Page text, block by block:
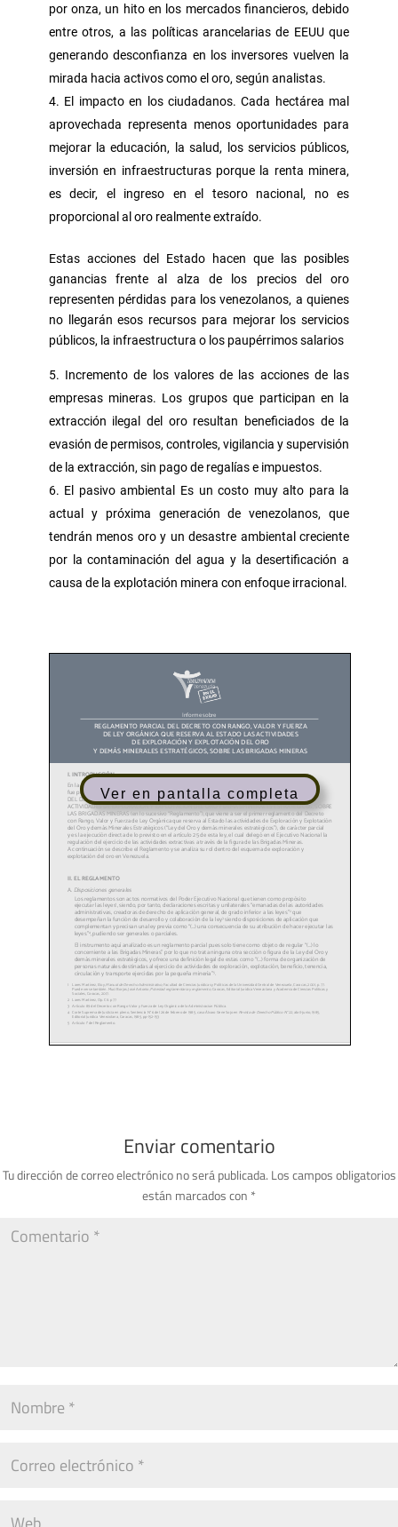
por onza, un hito en los mercados financieros, debido
entre otros, a las políticas arancelarias de EEUU que
generando desconfianza en los inversores vuelven la
mirada hacia activos como el oro, según analistas.
El impacto en los ciudadanos. Cada hectárea mal
aprovechada representa menos oportunidades para
mejorar la educación, la salud, los servicios públicos,
inversión en infraestructuras porque la renta minera,
es decir, el ingreso en el tesoro nacional, no es
proporcional al oro realmente extraído.
Estas acciones del Estado hacen que las posibles
ganancias frente al alza de los precios del oro
representen pérdidas para los venezolanos, a quienes
no llegarán esos recursos para mejorar los servicios
públicos, la infraestructura o los paupérrimos salarios
Incremento de los valores de las acciones de las
empresas mineras. Los grupos que participan en la
extracción ilegal del oro resultan beneficiados de la
evasión de permisos, controles, vigilancia y supervisión
de la extracción, sin pago de regalías e impuestos.
El pasivo ambiental Es un costo muy alto para la
actual y próxima generación de venezolanos, que
tendrán menos oro y un desastre ambiental creciente
por la contaminación del agua y la desertificación a
causa de la explotación minera con enfoque irracional.
Ver en pantalla completa
Enviar comentario
Tu dirección de correo electrónico no será publicada. Los campos obligatorios
están marcados con *